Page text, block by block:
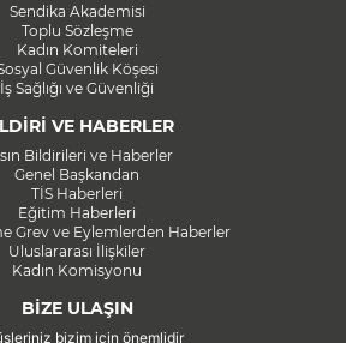
Sendika Akademisi
Toplu Sözleşme
Kadın Komiteleri
Güvenlik Köşesi
İş Sağlığı ve Güvenliği
VE HABERLER
Bildirileri ve Haberler
Genel Başkandan
TİS Haberleri
Eğitim Haberleri
Grev ve Eylemlerden Haberler
Uluslararası İlişkiler
Kadın Komisyonu
BİZE ULAŞIN
bizim için önemlidir